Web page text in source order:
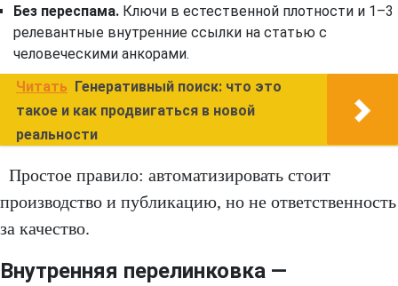
Без переспама. Ключи в естественной плотности и 1–3
релевантные внутренние ссылки на статью с
человеческими анкорами.
Читать
Генеративный поиск: что это
такое и как продвигаться в новой
реальности
Простое правило: автоматизировать стоит
производство и публикацию, но не ответственность
за качество.
Внутренняя перелинковка —